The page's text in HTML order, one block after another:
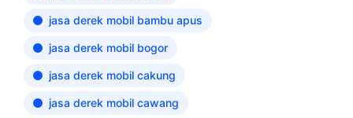
jasa derek mobil bambu apus
jasa derek mobil bogor
jasa derek mobil cakung
jasa derek mobil cawang